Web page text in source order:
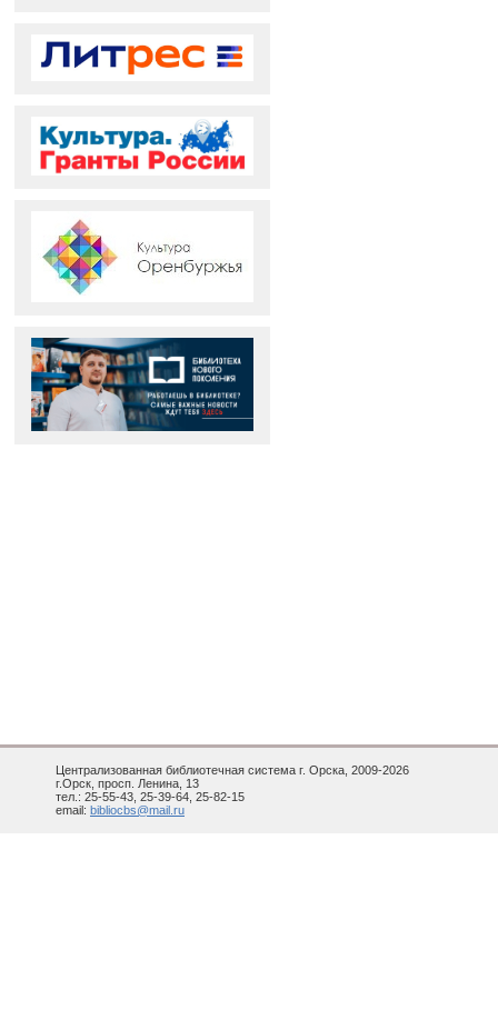
Централизованная библиотечная система г. Орска, 2009-2026
г.Орск, просп. Ленина, 13
тел.: 25-55-43, 25-39-64, 25-82-15
email: bibliocbs@mail.ru